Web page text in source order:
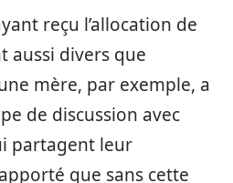
reçu l’allocation de
aussi divers que
mère, par exemple, a
de discussion avec
partagent leur
que sans cette